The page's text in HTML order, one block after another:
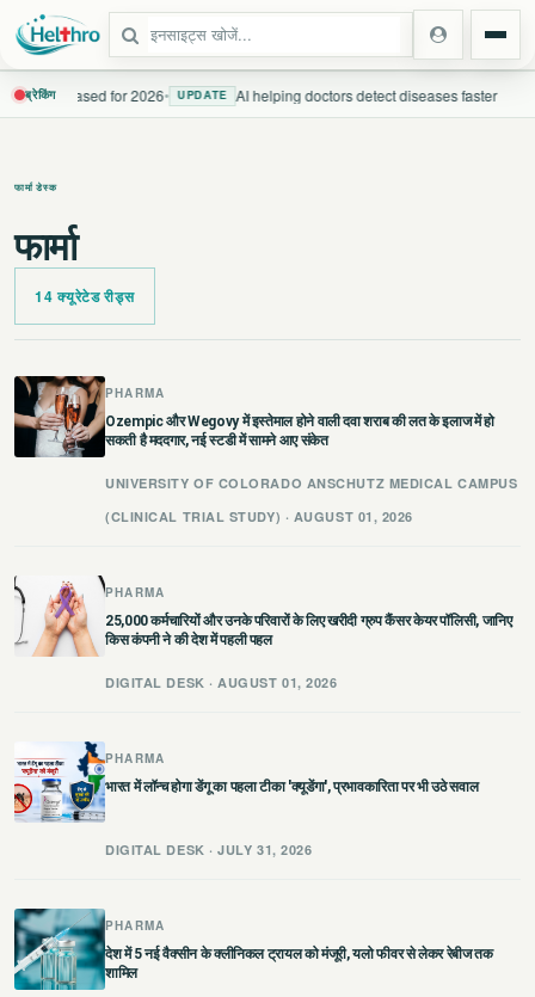
उत्तर प्रदेश
बिहार
झारखंड
हरियाणा
मध्य प्रदेश
अन्य राज्य
ब्रेकिंग
released for 2026• UPDATE AI helping doctors detect diseases faster
फार्मा डेस्क
फार्मा
14 क्यूरेटेड रीड्स
PHARMA
Ozempic और Wegovy में इस्तेमाल होने वाली दवा शराब की लत के इलाज में हो
सकती है मददगार, नई स्टडी में सामने आए संकेत
UNIVERSITY OF COLORADO ANSCHUTZ MEDICAL CAMPUS
(CLINICAL TRIAL STUDY) · AUGUST 01, 2026
PHARMA
25,000 कर्मचारियों और उनके परिवारों के लिए खरीदी ग्रुप कैंसर केयर पॉलिसी, जानिए
किस कंपनी ने की देश में पहली पहल
DIGITAL DESK · AUGUST 01, 2026
PHARMA
भारत में लॉन्च होगा डेंगू का पहला टीका 'क्यूडेंगा', प्रभावकारिता पर भी उठे सवाल
DIGITAL DESK · JULY 31, 2026
PHARMA
देश में 5 नई वैक्सीन के क्लीनिकल ट्रायल को मंजूरी, यलो फीवर से लेकर रेबीज तक
शामिल